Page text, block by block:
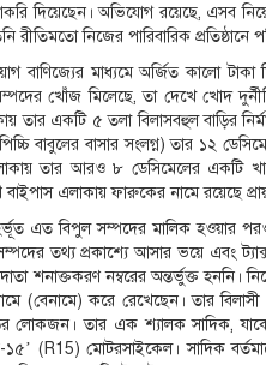
দিয়েছেন। অভিযোগ রয়েছে, এসব
রীতিমতো নিজের পারিবারিক
বাণিজ্যের মাধ্যমে অর্জিত কালো
খোঁজ মিলেছে, তা দেখে খোদ
তার একটি ৫ তলা বিলাসবহুল বাড়ির
বাবুলের বাসার সংলগ্ন) তার ১২
তার আরও ৮ ডেসিমেলের একটি
এলাকায় ফারুকের নামে রয়েছে
এত বিপুল সম্পদের মালিক হওয়ার
তথ্য প্রকাশ্যে আসার ভয়ে এবং
শনাক্তকরণ নম্বরের অন্তর্ভুক্ত হননি।
(বেনামে) করে রেখেছেন। তার
লোকজন। তার এক শ্যালক সাদিক, যাকে
১৫’ (R15) মোটরসাইকেল। সাদিক